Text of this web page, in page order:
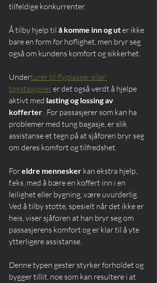
tilfeldige konkurrenter.
Å tilby hjelp til å komme inn og ut er ikke
bare en form for høflighet, men bryr seg
også om kundens komfort og sikkerhet.
Underturer til flyplasser eller
togstasjoner er det også verdt å hjelpe
aktivt med lasting og lossing av
kofferter . For passasjerer som kan ha
problemer med tung bagasje, er slik
assistanse et tegn på at sjåføren bryr seg
om deres komfort og tilfredshet.
For eldre mennesker kan ekstra hjelp,
f.eks. med å bære en koffert inn i en
leilighet eller bygning, være uvurderlig.
Ved å tilby støtte, spesielt når det ikke er
heis, viser sjåføren at han bryr seg om
passasjerens komfort og er klar til å yte
ytterligere assistanse.
Denne typen gester styrker forholdet og
bygger tillit, noe som kan resultere i at